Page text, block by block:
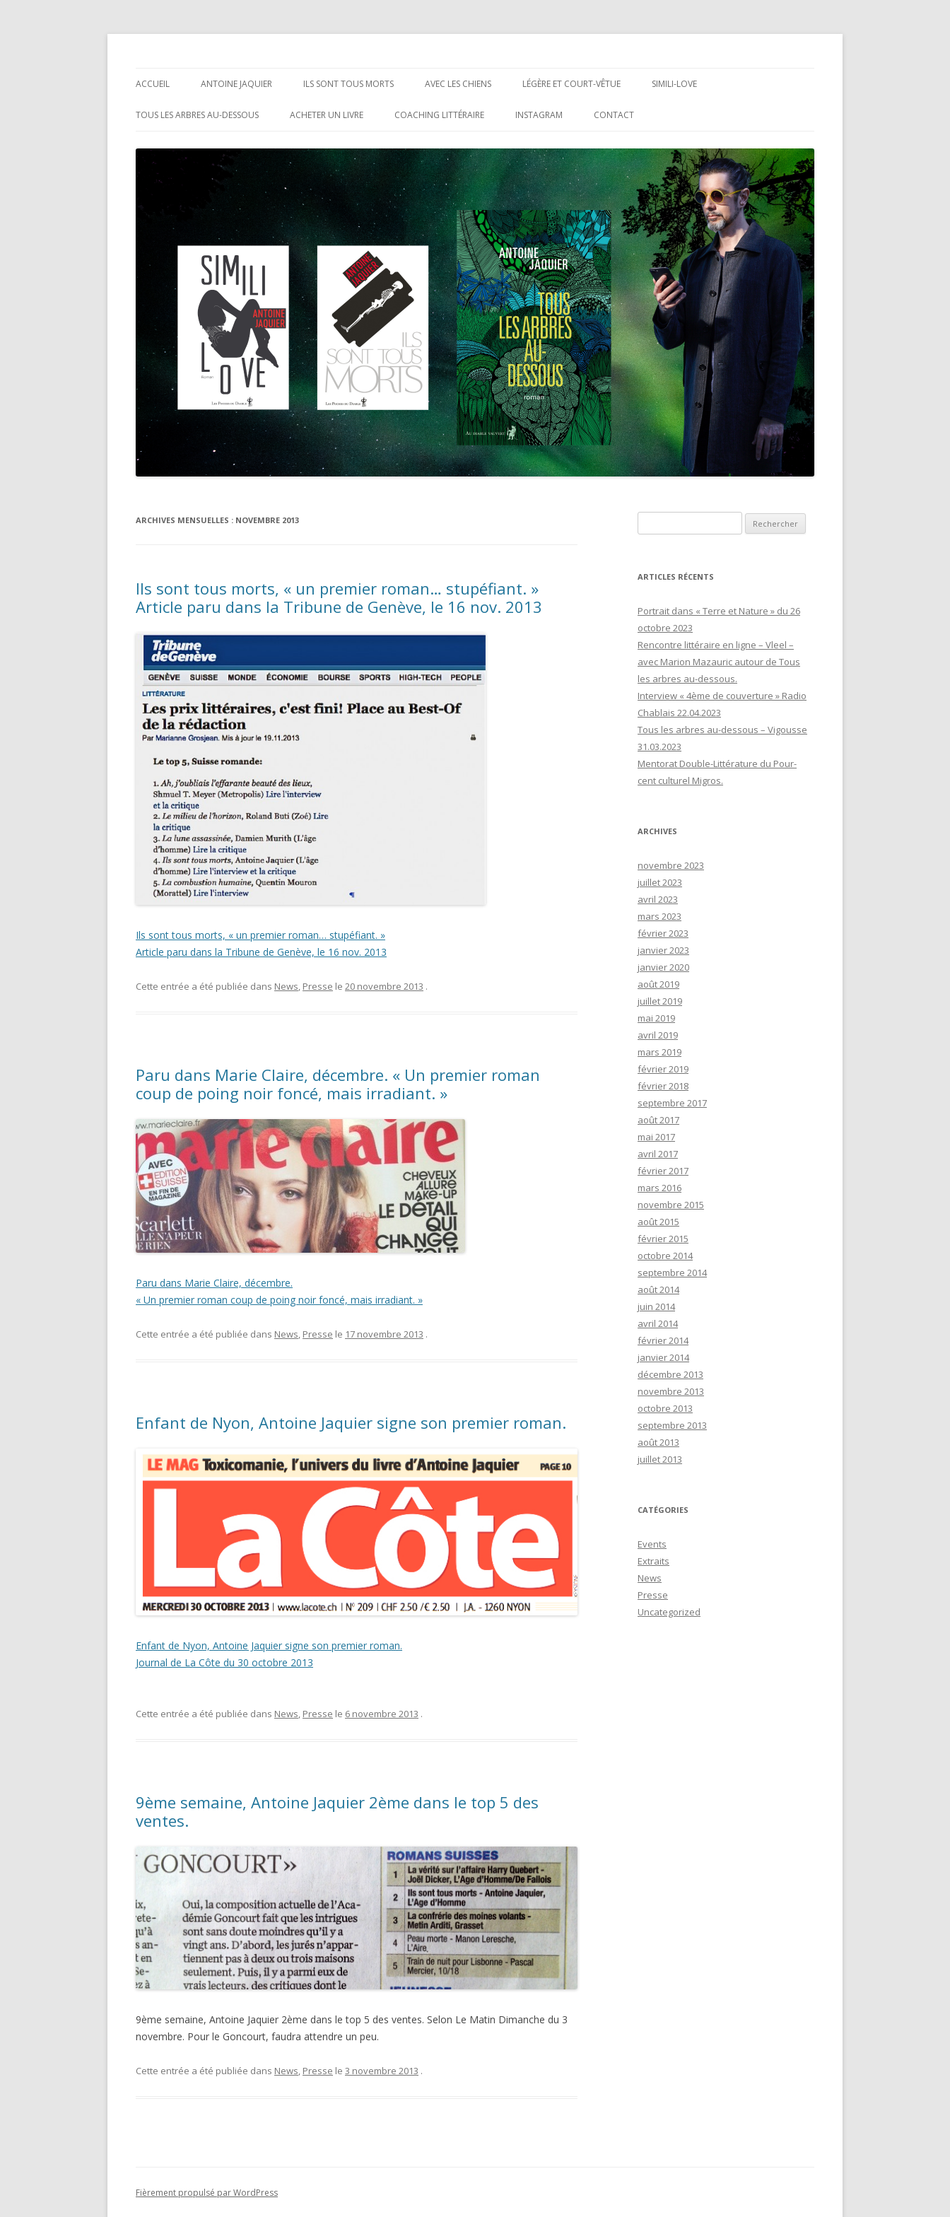
au
ACCUEIL ANTOINE JAQUIER ILS SONT TOUS MORTS AVEC LES CHIENS LÉGÈRE ET COURT-VÊTUE SIMILI-LOVE
TOUS LES ARBRES AU-DESSOUS ACHETER UN LIVRE COACHING LITTÉRAIRE INSTAGRAM CONTACT
ARCHIVES MENSUELLES : NOVEMBRE 2013
Ils sont tous morts, « un premier roman… stupéfiant. »
Article paru dans la Tribune de Genève, le 16 nov. 2013
Ils sont tous morts, « un premier roman… stupéfiant. »
Article paru dans la Tribune de Genève, le 16 nov. 2013
Cette entrée a été publiée dans News, Presse le 20 novembre 2013 .
Paru dans Marie Claire, décembre. « Un premier roman
coup de poing noir foncé, mais irradiant. »
Paru dans Marie Claire, décembre.
« Un premier roman coup de poing noir foncé, mais irradiant. »
Cette entrée a été publiée dans News, Presse le 17 novembre 2013 .
Enfant de Nyon, Antoine Jaquier signe son premier roman.
Enfant de Nyon, Antoine Jaquier signe son premier roman.
Journal de La Côte du 30 octobre 2013
Cette entrée a été publiée dans News, Presse le 6 novembre 2013 .
9ème semaine, Antoine Jaquier 2ème dans le top 5 des
ventes.
9ème semaine, Antoine Jaquier 2ème dans le top 5 des ventes. Selon Le Matin Dimanche du 3
novembre. Pour le Goncourt, faudra attendre un peu.
Cette entrée a été publiée dans News, Presse le 3 novembre 2013 .
ARTICLES RÉCENTS
Portrait dans « Terre et Nature » du 26
octobre 2023
Rencontre littéraire en ligne – Vleel –
avec Marion Mazauric autour de Tous
les arbres au-dessous.
Interview « 4ème de couverture » Radio
Chablais 22.04.2023
Tous les arbres au-dessous – Vigousse
31.03.2023
Mentorat Double-Littérature du Pour-
cent culturel Migros.
ARCHIVES
novembre 2023
juillet 2023
avril 2023
mars 2023
février 2023
janvier 2023
janvier 2020
août 2019
juillet 2019
mai 2019
avril 2019
mars 2019
février 2019
février 2018
septembre 2017
août 2017
mai 2017
avril 2017
février 2017
mars 2016
novembre 2015
août 2015
février 2015
octobre 2014
septembre 2014
août 2014
juin 2014
avril 2014
février 2014
janvier 2014
décembre 2013
novembre 2013
octobre 2013
septembre 2013
août 2013
juillet 2013
CATÉGORIES
Events
Extraits
News
Presse
Uncategorized
Fièrement propulsé par WordPress